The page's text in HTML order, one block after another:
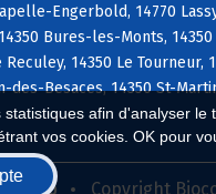
afin d'analyser le
vos cookies. OK pour
Engerbold, 14770
Bures-les-Monts, 14350
14350 Le Tourneur,
Besaces, 14350 St-
Copyright